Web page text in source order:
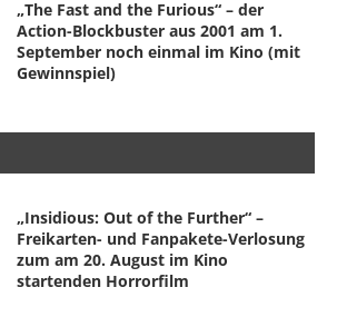
„The Fast and the Furious“ – der
Action-Blockbuster aus 2001 am 1.
September noch einmal im Kino (mit
Gewinnspiel)
„Insidious: Out of the Further“ –
Freikarten- und Fanpakete-Verlosung
zum am 20. August im Kino
startenden Horrorfilm